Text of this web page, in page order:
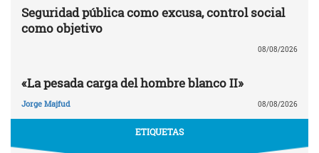
Seguridad pública como excusa, control social
como objetivo
08/08/2026
«La pesada carga del hombre blanco II»
Jorge Majfud 08/08/2026
ETIQUETAS